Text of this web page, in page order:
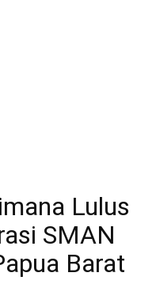
Lulus
SMAN
Barat